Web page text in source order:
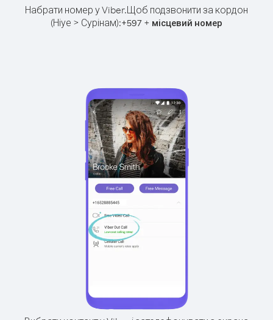
Набрати номер у Viber.Щоб подзвонити за кордон
(Ніуе > Сурінам):+597 + місцевий номер